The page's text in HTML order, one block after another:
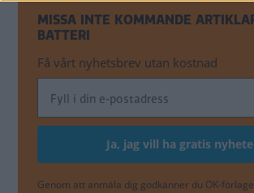
MISSA INTE KOMMANDE
BATTERI
Få vårt nyhetsbrev utan kostnad
Genom att anmäla dig godkänner du OK-